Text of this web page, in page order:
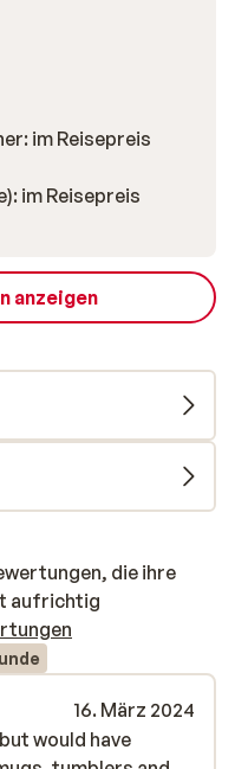
im Reisepreis
im Reisepreis
anzeigen
die ihre
aufrichtig
16. März 2024
would have
would have